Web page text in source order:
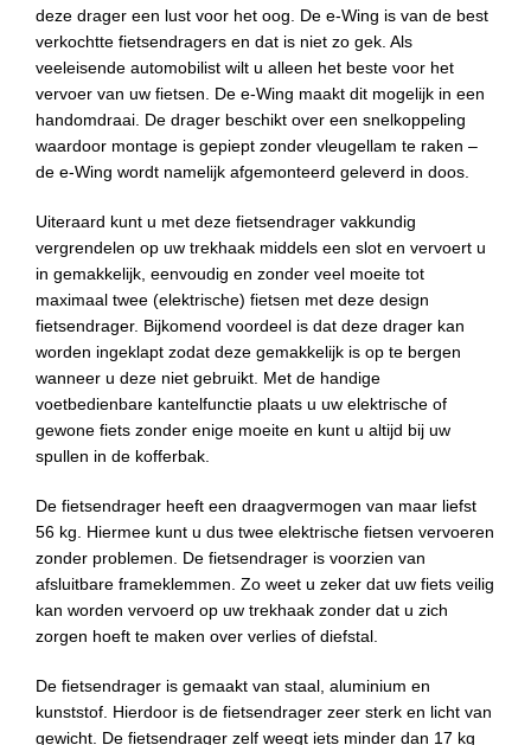
deze drager een lust voor het oog. De e-Wing is van de best
verkochtte fietsendragers en dat is niet zo gek. Als
veeleisende automobilist wilt u alleen het beste voor het
vervoer van uw fietsen. De e-Wing maakt dit mogelijk in een
handomdraai. De drager beschikt over een snelkoppeling
waardoor montage is gepiept zonder vleugellam te raken –
de e-Wing wordt namelijk afgemonteerd geleverd in doos.
Uiteraard kunt u met deze fietsendrager vakkundig
vergrendelen op uw trekhaak middels een slot en vervoert u
in gemakkelijk, eenvoudig en zonder veel moeite tot
maximaal twee (elektrische) fietsen met deze design
fietsendrager. Bijkomend voordeel is dat deze drager kan
worden ingeklapt zodat deze gemakkelijk is op te bergen
wanneer u deze niet gebruikt. Met de handige
voetbedienbare kantelfunctie plaats u uw elektrische of
gewone fiets zonder enige moeite en kunt u altijd bij uw
spullen in de kofferbak.
De fietsendrager heeft een draagvermogen van maar liefst
56 kg. Hiermee kunt u dus twee elektrische fietsen vervoeren
zonder problemen. De fietsendrager is voorzien van
afsluitbare frameklemmen. Zo weet u zeker dat uw fiets veilig
kan worden vervoerd op uw trekhaak zonder dat u zich
zorgen hoeft te maken over verlies of diefstal.
De fietsendrager is gemaakt van staal, aluminium en
kunststof. Hierdoor is de fietsendrager zeer sterk en licht van
gewicht. De fietsendrager zelf weegt iets minder dan 17 kg